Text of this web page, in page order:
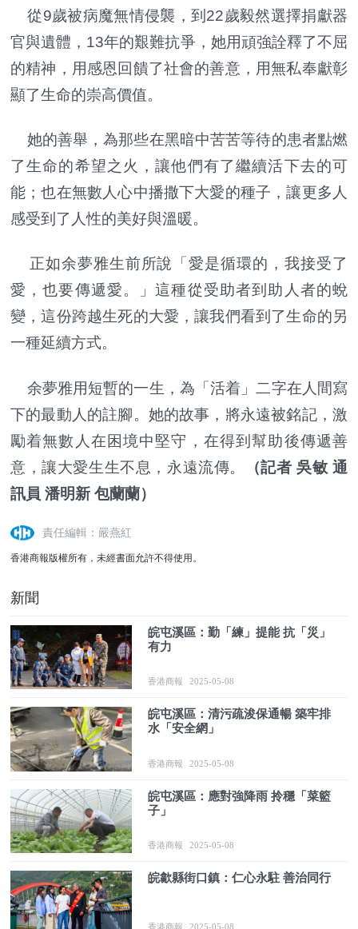
從9歲被病魔無情侵襲，到22歲毅然選擇捐獻器
官與遺體，13年的艱難抗爭，她用頑強詮釋了不屈
的精神，用感恩回饋了社會的善意，用無私奉獻彰
顯了生命的崇高價值。
她的善舉，為那些在黑暗中苦苦等待的患者點燃
了生命的希望之火，讓他們有了繼續活下去的可
能；也在無數人心中播撒下大愛的種子，讓更多人
感受到了人性的美好與溫暖。
正如余夢雅生前所說「愛是循環的，我接受了
愛，也要傳遞愛。」這種從受助者到助人者的蛻
變，這份跨越生死的大愛，讓我們看到了生命的另
一種延續方式。
余夢雅用短暫的一生，為「活着」二字在人間寫
下的最動人的註腳。她的故事，將永遠被銘記，激
勵着無數人在困境中堅守，在得到幫助後傳遞善
意，讓大愛生生不息，永遠流傳。
（記者 吳敏 通
訊員 潘明新 包蘭蘭）
責任編輯：嚴燕紅
香港商報版權所有，未經書面允許不得使用。
新聞
皖屯溪區：勤「練」提能 抗「災」
有力
香港商報 2025-05-08
皖屯溪區：清污疏浚保通暢 築牢排
水「安全網」
香港商報 2025-05-08
皖屯溪區：應對強降雨 拎穩「菜籃
子」
香港商報 2025-05-08
皖歙縣街口鎮：仁心永駐 善治同行
香港商報 2025-05-08